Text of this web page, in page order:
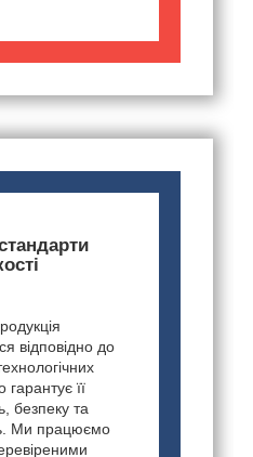
відповідно до
її
безпеку та
Ми працюємо